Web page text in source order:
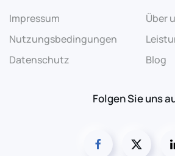
Impressum
Nutzungsbedingungen
Datenschutz
Über
Blog
Folgen Sie uns